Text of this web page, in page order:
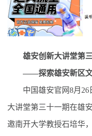
雄安创新大讲堂第
——探索雄安新区文
中国雄安官网8月26
大讲堂第三十一期在雄
邀南开大学教授石培华